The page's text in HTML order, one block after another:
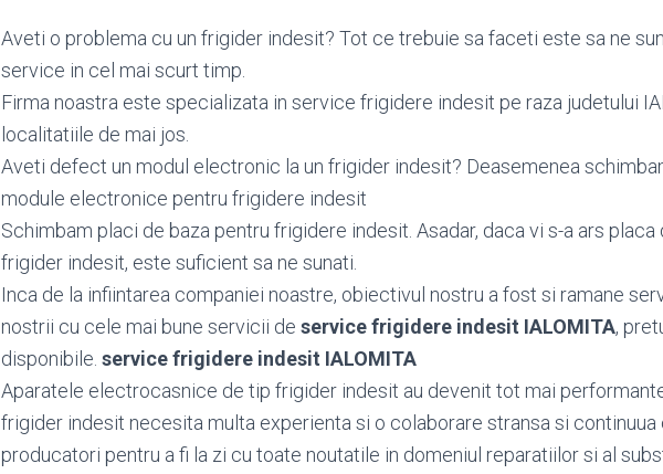
Aveti o problema cu un frigider indesit? Tot ce trebuie sa faceti este sa ne
service in cel mai scurt timp.
Firma noastra este specializata in service frigidere indesit pe raza judetului
localitatiile de mai jos.
Aveti defect un modul electronic la un frigider indesit? Deasemenea
module electronice pentru frigidere indesit
Schimbam placi de baza pentru frigidere indesit. Asadar, daca vi s-a ars placa
frigider indesit, este suficient sa ne sunati.
Inca de la infiintarea companiei noastre, obiectivul nostru a fost si ramane
nostrii cu cele mai bune servicii de service frigidere indesit IALOMITA,
disponibile. service frigidere indesit IALOMITA
Aparatele electrocasnice de tip frigider indesit au devenit tot mai
frigider indesit necesita multa experienta si o colaborare stransa si continuua
producatori pentru a fi la zi cu toate noutatile in domeniul reparatiilor si al